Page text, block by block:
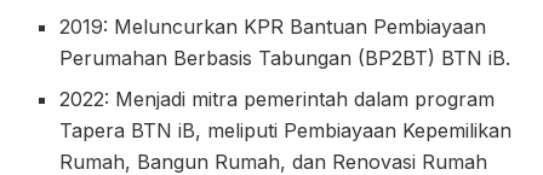
2019: Meluncurkan KPR Bantuan Pembiayaan
Perumahan Berbasis Tabungan (BP2BT) BTN iB.
2022: Menjadi mitra pemerintah dalam program
Tapera BTN iB, meliputi Pembiayaan Kepemilikan
Rumah, Bangun Rumah, dan Renovasi Rumah